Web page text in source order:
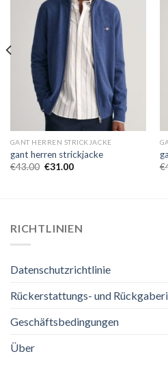
GANT HERREN STRICKJACKE
gant herren strickjacke
€43.00 €31.00
€
RICHTLINIEN
Datenschutzrichtlinie
Rückerstattungs- und
Geschäftsbedingungen
Über